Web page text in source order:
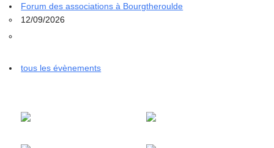
Forum des associations à Bourgtheroulde
12/09/2026
tous les évènements